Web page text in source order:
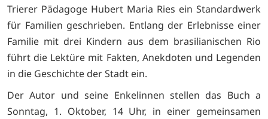
Trierer Pädagoge Hubert Maria Ries ein Standardwerk
für Familien geschrieben. Entlang der Erlebnisse einer
Familie mit drei Kindern aus dem brasilianischen Rio
führt die Lektüre mit Fakten, Anekdoten und Legenden
in die Geschichte der Stadt ein.
Der Autor und seine Enkelinnen stellen das Buch a
Sonntag, 1. Oktober, 14 Uhr, in einer gemeinsamen